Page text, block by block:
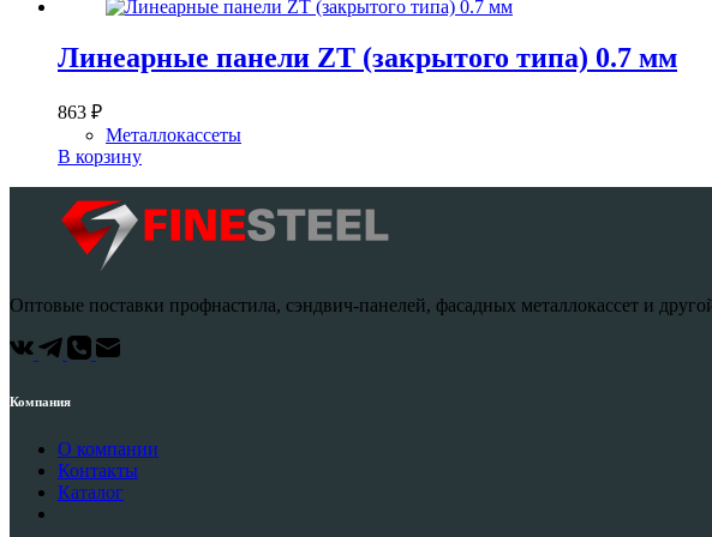
Линеарные панели ZT (закрытого типа) 0.7 мм
863 ₽
Металлокассеты
В корзину
Оптовые поставки профнастила, сэндвич-панелей, фасадных металлокассет и
Компания
О компании
Контакты
Каталог